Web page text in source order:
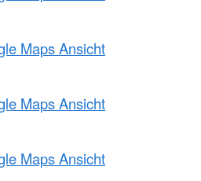
Maps Ansicht
Maps Ansicht
Maps Ansicht